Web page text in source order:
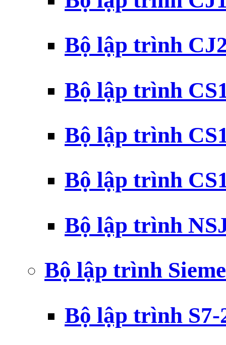
Bộ lập trình
Bộ lập trình
Bộ lập trình
Bộ lập trình
Bộ lập trình
Bộ lập trình
Bộ lập trình S7-